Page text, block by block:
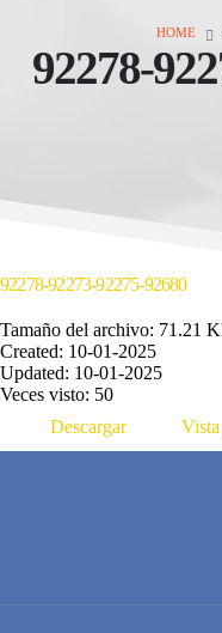
HOME
92278-
92278-92273-92275-92680
Tamaño del archivo: 71.21
Created: 10-01-2025
Updated: 10-01-2025
Veces visto: 50
Descargar